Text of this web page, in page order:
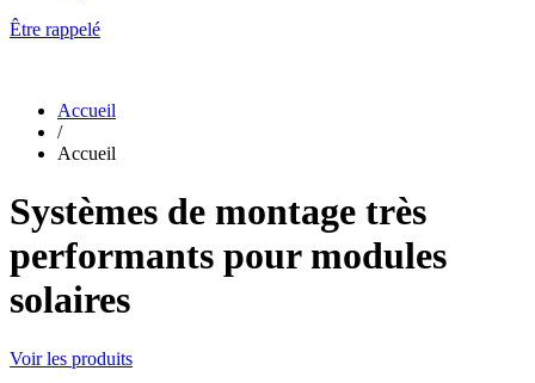
Être rappelé
Accueil
/
Accueil
Systèmes de montage très
performants pour modules
solaires
Voir les produits